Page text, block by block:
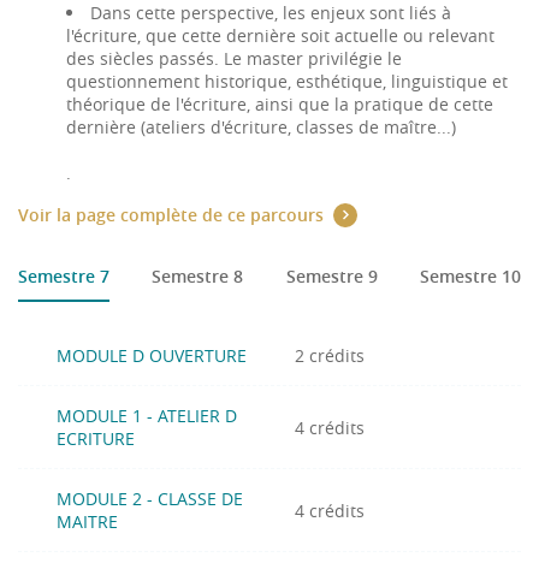
Dans cette perspective, les enjeux sont liés à
l'écriture, que cette dernière soit actuelle ou relevant
des siècles passés. Le master privilégie le
questionnement historique, esthétique, linguistique et
théorique de l'écriture, ainsi que la pratique de cette
dernière (ateliers d'écriture, classes de maître...)
.
Voir la page complète de ce parcours
Semestre 7 Semestre 8 Semestre 9 Semestre 10
MODULE D OUVERTURE 2 crédits
MODULE 1 - ATELIER D
ECRITURE
4 crédits
MODULE 2 - CLASSE DE
MAITRE
4 crédits